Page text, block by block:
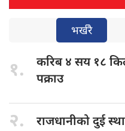
भर्खरै
१. करिब ४ सय १८
पक्राउ
२. राजधानीको दुई